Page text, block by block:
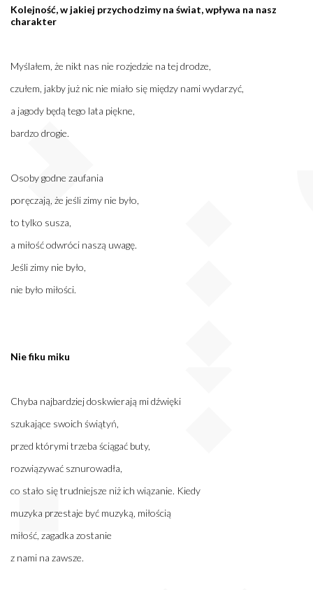
Kolejność, w jakiej przychodzimy na świat, wpływa na nasz
charakter
Myślałem, że nikt nas nie rozjedzie na tej drodze,
czułem, jakby już nic nie miało się między nami wydarzyć,
a jagody będą tego lata piękne,
bardzo drogie.
Osoby godne zaufania
poręczają, że jeśli zimy nie było,
to tylko susza,
a miłość odwróci naszą uwagę.
Jeśli zimy nie było,
nie było miłości.
Nie fiku miku
Chyba najbardziej doskwierają mi dźwięki
szukające swoich świątyń,
przed którymi trzeba ściągać buty,
rozwiązywać sznurowadła,
co stało się trudniejsze niż ich wiązanie. Kiedy
muzyka przestaje być muzyką, miłością
miłość, zagadka zostanie
z nami na zawsze.